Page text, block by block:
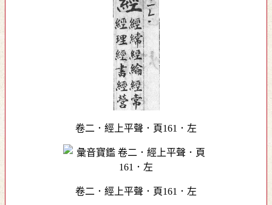
卷二．經上平聲．頁161．左
卷二．經上平聲．頁161．左